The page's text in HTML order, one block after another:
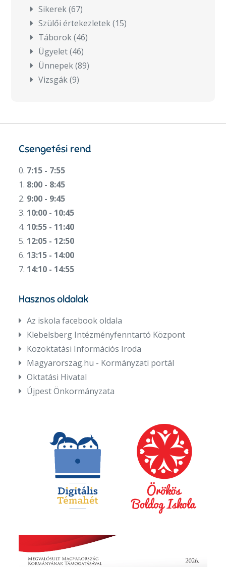
Sikerek(67)
Szülői értekezletek(15)
Táborok(46)
Ügyelet(46)
Ünnepek(89)
Vizsgák(9)
Csengetési rend
0. 7:15 - 7:55
1. 8:00 - 8:45
2. 9:00 - 9:45
3. 10:00 - 10:45
4. 10:55 - 11:40
5. 12:05 - 12:50
6. 13:15 - 14:00
7. 14:10 - 14:55
Hasznos oldalak
Az iskola facebook oldala
Klebelsberg Intézményfenntartó Központ
Közoktatási Információs Iroda
Magyarorszag.hu - Kormányzati portál
Oktatási Hivatal
Újpest Önkormányzata